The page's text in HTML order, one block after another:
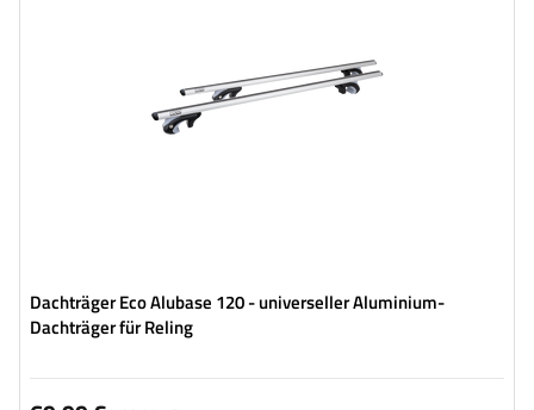
Dachträger Eco Alubase 120 - universeller Aluminium-
Dachträger für Reling